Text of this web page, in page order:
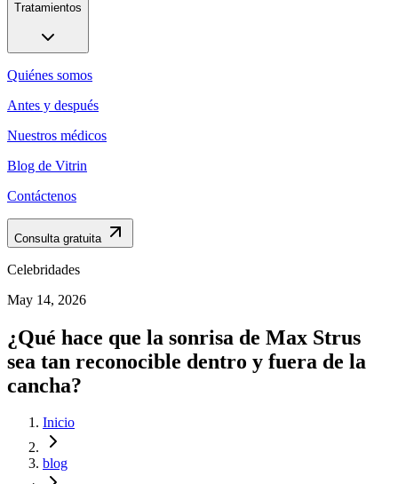
Tratamientos
Quiénes somos
Antes y después
Nuestros médicos
Blog de Vitrin
Contáctenos
Consulta gratuita
Celebridades
May 14, 2026
¿Qué hace que la sonrisa de Max Strus
sea tan reconocible dentro y fuera de la
cancha?
Inicio
blog